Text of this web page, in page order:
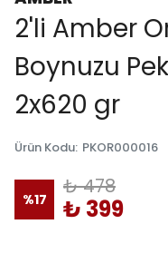
2'li Amber
Boynuzu
2x620 gr
Ürün Kodu: PKOR000016
%17
₺ 478
₺ 399